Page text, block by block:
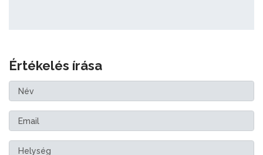
Értékelés írása